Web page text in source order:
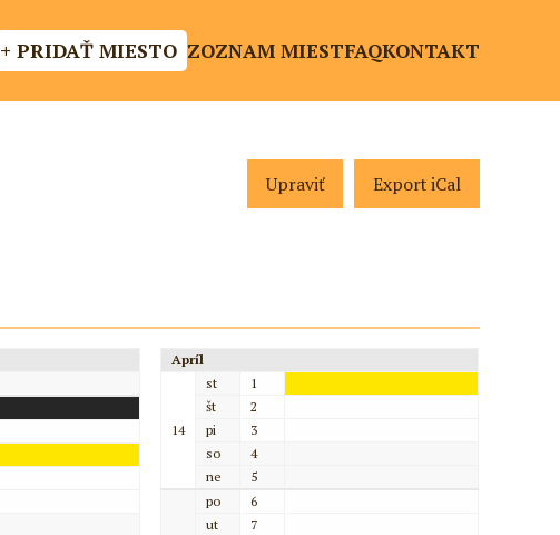
+ PRIDAŤ MIESTO ZOZNAM MIESTFAQKONTAKT
Upraviť Export iCal
Apríl
14
st
1
št
2
pi
3
so
4
ne
5
po
6
ut
7